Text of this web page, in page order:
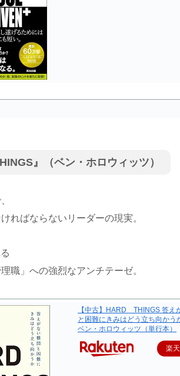
』（ベン・ホロウィッツ）
ればならないリーダーの現実。
職」への強烈なアンチテーゼ。
【中古】HARD THINGS 答え
と困難にきみはどう立ち向かう
ベン・ホロウィッツ（単行本）
楽